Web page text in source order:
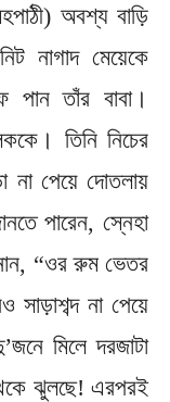
অবশ্য বাড়ি
নাগাদ মেয়েকে
তাঁর বাবা।
তিনি নিচের
না পেয়ে দোতলায়
পারেন, স্নেহা
“ওর রুম ভেতর
সাড়াশব্দ না পেয়ে
মিলে দরজাটা
ঝুলছে! এরপরই